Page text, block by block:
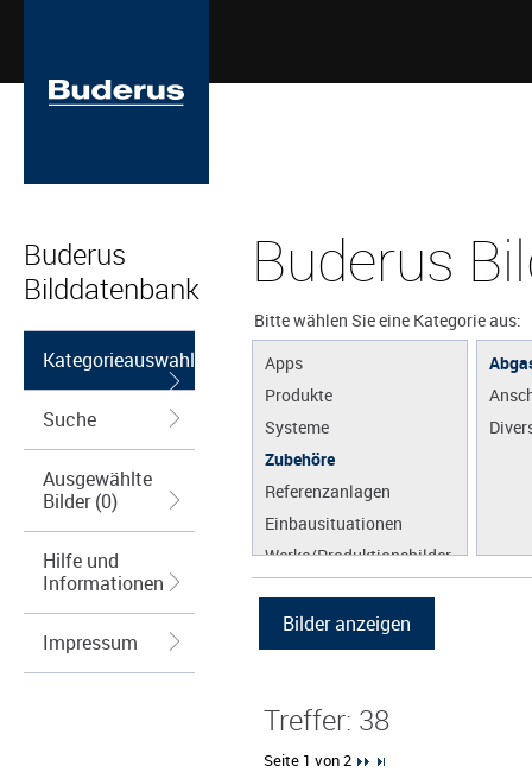
Buderus
Bilddatenbank
Kategorieauswahl
Suche
Ausgewählte
Bilder (0)
Hilfe und
Informationen
Impressum
Buderus
Bitte wählen Sie eine Kategorie aus:
Apps
Produkte
Systeme
Zubehöre
Referenzanlagen
Einbausituationen
Werke/Produktionsbilder
Grafiken
Treffer: 38
Seite 1 von 2